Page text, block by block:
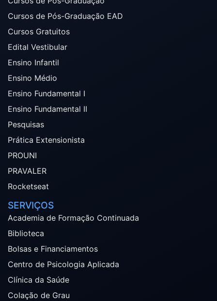
Cursos de Pós-Graduação EAD
Cursos Gratuitos
Edital Vestibular
Ensino Infantil
Ensino Médio
Ensino Fundamental I
Ensino Fundamental II
Pesquisas
Prática Extensionista
PROUNI
PRAVALER
Rocketseat
SERVIÇOS
Academia de Formação Continuada
Biblioteca
Bolsas e Financiamentos
Centro de Psicologia Aplicada
Clínica da Saúde
Colação de Grau